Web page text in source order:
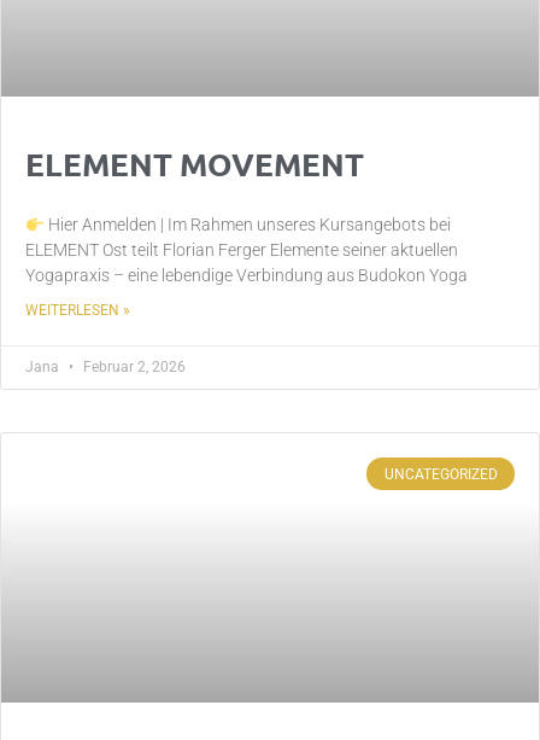
ELEMENT MOVEMENT
Hier Anmelden | Im Rahmen unseres Kursangebots bei
ELEMENT Ost teilt Florian Ferger Elemente seiner aktuellen
Yogapraxis – eine lebendige Verbindung aus Budokon Yoga
WEITERLESEN »
Jana Februar 2, 2026
UNCATEGORIZED